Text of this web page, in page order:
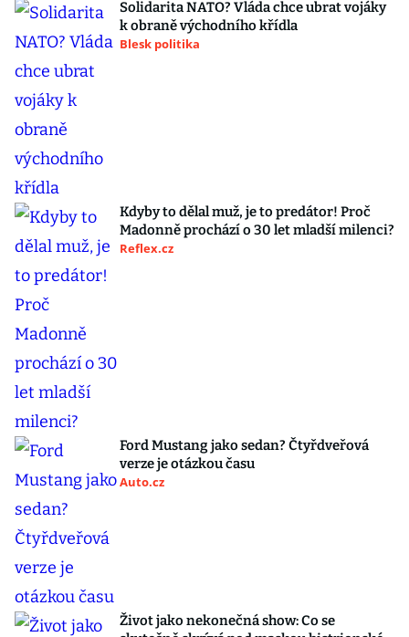
Solidarita NATO? Vláda chce ubrat vojáky
k obraně východního křídla
Blesk politika
Kdyby to dělal muž, je to predátor! Proč
Madonně prochází o 30 let mladší milenci?
Reflex.cz
Ford Mustang jako sedan? Čtyřdveřová
verze je otázkou času
Auto.cz
Život jako nekonečná show: Co se